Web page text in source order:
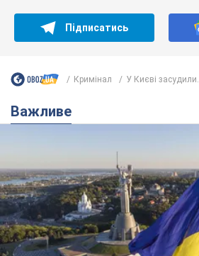
Підписатись
Кримінал У Києві засудили...
Важливе